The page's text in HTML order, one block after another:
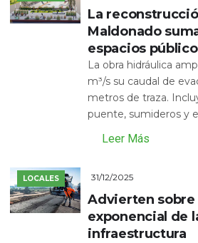
La
Maldonado
espacios
La obra hidráulica
m³/s su caudal de
metros de traza.
puente, sumideros y
Leer Más
LOCALES 31/12/2025
Advierten
exponencial de
infraestructura